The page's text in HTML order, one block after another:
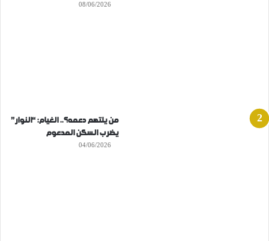
08/06/2026
من يلتهم دعمه؟.. الغيام: “النوار”
يضرب السكن المدعوم
04/06/2026